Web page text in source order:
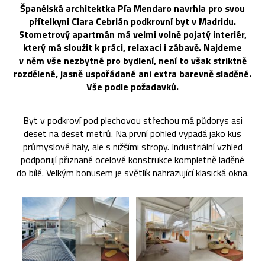
Španělská architektka Pía Mendaro navrhla pro svou
přítelkyni Clara Cebrián podkrovní byt v Madridu.
Stometrový apartmán má velmi volně pojatý interiér,
který má sloužit k práci, relaxaci i zábavě. Najdeme
v něm vše nezbytné pro bydlení, není to však striktně
rozdělené, jasně uspořádané ani extra barevně sladěné.
Vše podle požadavků.
Byt v podkroví pod plechovou střechou má půdorys asi
deset na deset metrů. Na první pohled vypadá jako kus
průmyslové haly, ale s nižšími stropy. Industriální vzhled
podporují přiznané ocelové konstrukce kompletně laděné
do bílé. Velkým bonusem je světlík nahrazující klasická okna.